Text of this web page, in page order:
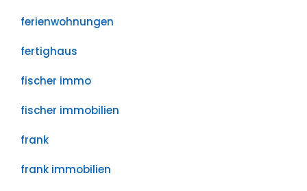
ferienwohnungen
fertighaus
fischer immo
fischer immobilien
frank
frank immobilien